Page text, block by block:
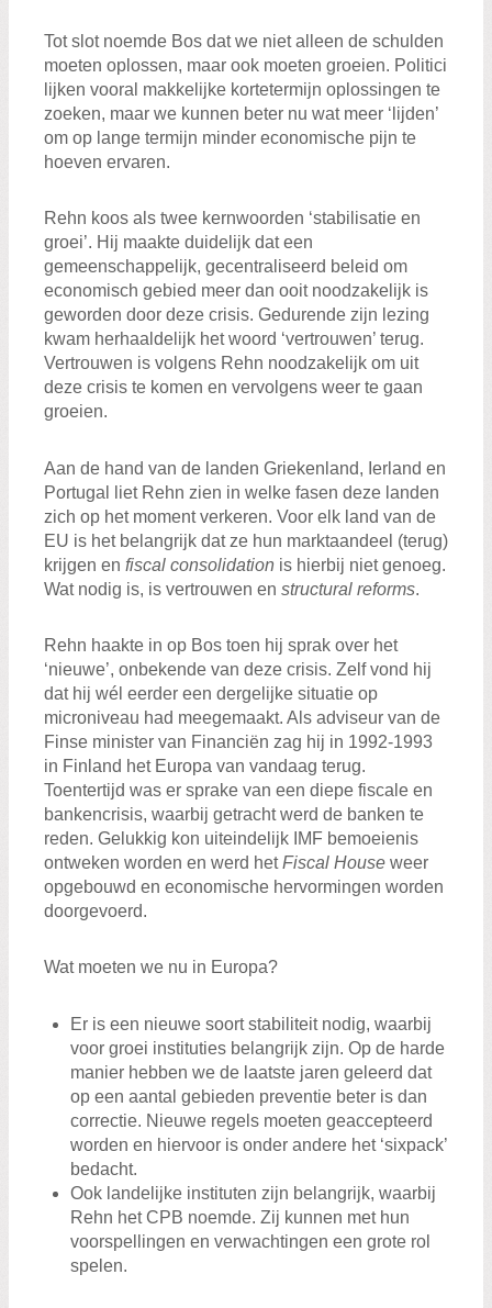
Tot slot noemde Bos dat we niet alleen de schulden
moeten oplossen, maar ook moeten groeien. Politici
lijken vooral makkelijke kortetermijn oplossingen te
zoeken, maar we kunnen beter nu wat meer ‘lijden’
om op lange termijn minder economische pijn te
hoeven ervaren.
Rehn koos als twee kernwoorden ‘stabilisatie en
groei’. Hij maakte duidelijk dat een
gemeenschappelijk, gecentraliseerd beleid om
economisch gebied meer dan ooit noodzakelijk is
geworden door deze crisis. Gedurende zijn lezing
kwam herhaaldelijk het woord ‘vertrouwen’ terug.
Vertrouwen is volgens Rehn noodzakelijk om uit
deze crisis te komen en vervolgens weer te gaan
groeien.
Aan de hand van de landen Griekenland, Ierland en
Portugal liet Rehn zien in welke fasen deze landen
zich op het moment verkeren. Voor elk land van de
EU is het belangrijk dat ze hun marktaandeel (terug)
krijgen en fiscal consolidation is hierbij niet genoeg.
Wat nodig is, is vertrouwen en structural reforms.
Rehn haakte in op Bos toen hij sprak over het
‘nieuwe’, onbekende van deze crisis. Zelf vond hij
dat hij wél eerder een dergelijke situatie op
microniveau had meegemaakt. Als adviseur van de
Finse minister van Financiën zag hij in 1992-1993
in Finland het Europa van vandaag terug.
Toentertijd was er sprake van een diepe fiscale en
bankencrisis, waarbij getracht werd de banken te
reden. Gelukkig kon uiteindelijk IMF bemoeienis
ontweken worden en werd hetFiscal House weer
opgebouwd en economische hervormingen worden
doorgevoerd.
Wat moeten we nu in Europa?
Er is een nieuwe soort stabiliteit nodig, waarbij
voor groei instituties belangrijk zijn. Op de harde
manier hebben we de laatste jaren geleerd dat
op een aantal gebieden preventie beter is dan
correctie. Nieuwe regels moeten geaccepteerd
worden en hiervoor is onder andere het ‘sixpack’
bedacht.
Ook landelijke instituten zijn belangrijk, waarbij
Rehn het CPB noemde. Zij kunnen met hun
voorspellingen en verwachtingen een grote rol
spelen.